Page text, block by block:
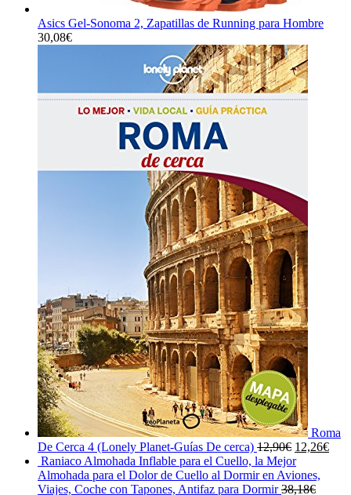
Asics Gel-Sonoma 2, Zapatillas de Running para Hombre
30,08€
Roma
De Cerca 4 (Lonely Planet-Guías De cerca) 12,90€ El
precio
original
era:
12,26€El
Raniaco Almohada Inflable para el Cuello, la Mejor
Almohada para el Dolor de Cuello al Dormir en Aviones,
Viajes, Coche con Tapones, Antifaz para Dormir 38,18€